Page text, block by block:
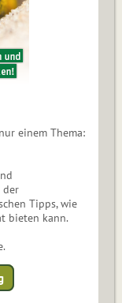
einem Thema:
der
Tipps, wie
bieten kann.